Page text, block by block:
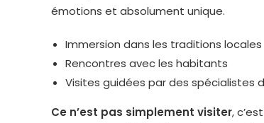
émotions et absolument unique.
Immersion dans les traditions locales
Rencontres avec les habitants
Visites guidées par des spécialistes
Ce n’est pas simplement visiter,